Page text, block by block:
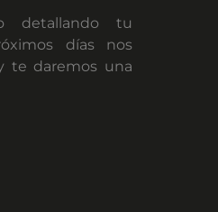
detallando tu
días nos
te daremos una